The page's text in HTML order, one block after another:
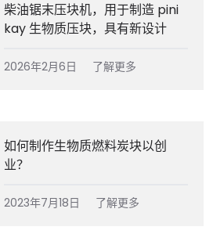
柴油锯末压块机，用于制造 pini
kay 生物质压块，具有新设计
2026年2月6日 了解更多
如何制作生物质燃料炭块以创
业？
2023年7月18日 了解更多